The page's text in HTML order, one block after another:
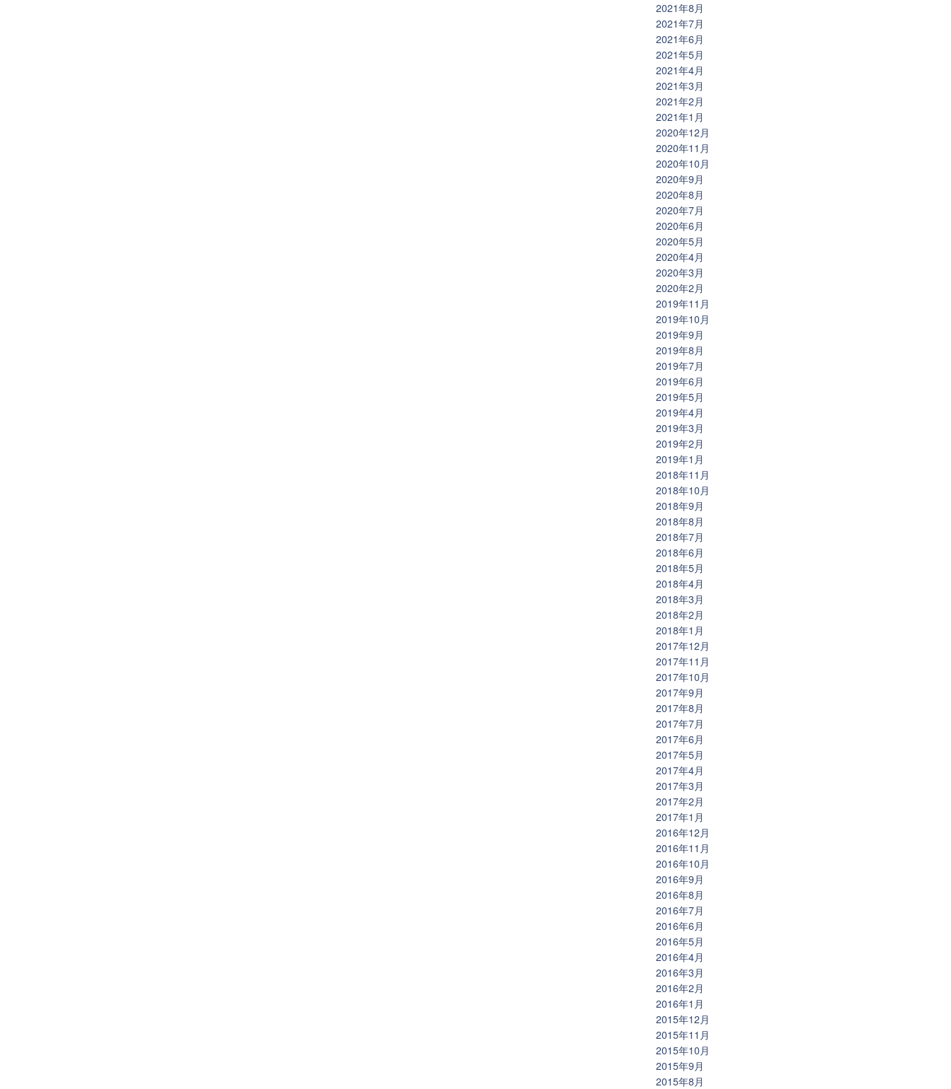
2021年8月
2021年7月
2021年6月
2021年5月
2021年4月
2021年3月
2021年2月
2021年1月
2020年12月
2020年11月
2020年10月
2020年9月
2020年8月
2020年7月
2020年6月
2020年5月
2020年4月
2020年3月
2020年2月
2019年11月
2019年10月
2019年9月
2019年8月
2019年7月
2019年6月
2019年5月
2019年4月
2019年3月
2019年2月
2019年1月
2018年11月
2018年10月
2018年9月
2018年8月
2018年7月
2018年6月
2018年5月
2018年4月
2018年3月
2018年2月
2018年1月
2017年12月
2017年11月
2017年10月
2017年9月
2017年8月
2017年7月
2017年6月
2017年5月
2017年4月
2017年3月
2017年2月
2017年1月
2016年12月
2016年11月
2016年10月
2016年9月
2016年8月
2016年7月
2016年6月
2016年5月
2016年4月
2016年3月
2016年2月
2016年1月
2015年12月
2015年11月
2015年10月
2015年9月
2015年8月